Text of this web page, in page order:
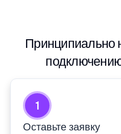
Принципиально
1
Оставьте заявку